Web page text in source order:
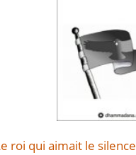
roi qui aimait le silence